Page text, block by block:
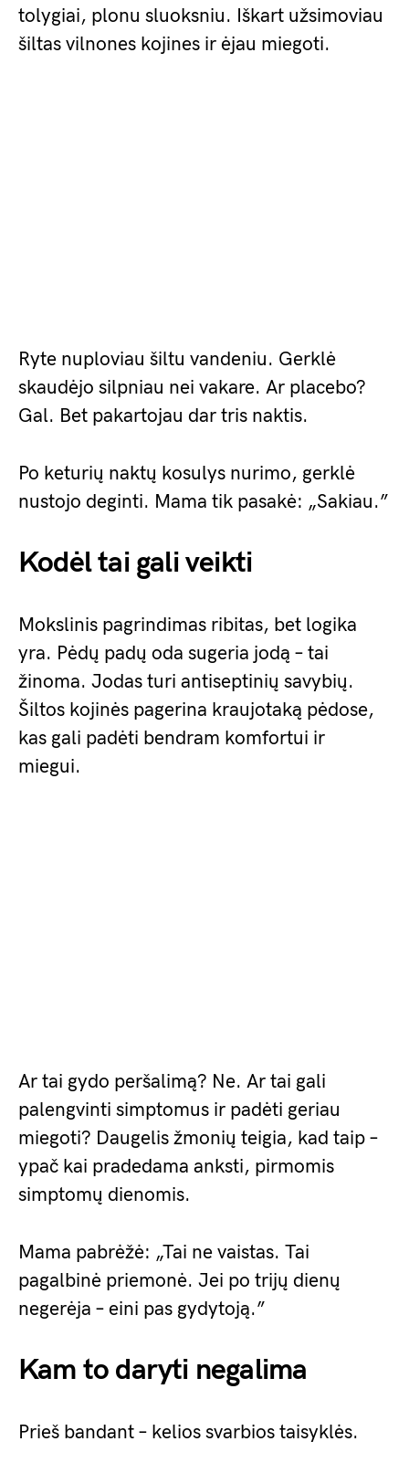
tolygiai, plonu sluoksniu. Iškart užsimoviau
šiltas vilnones kojines ir ėjau miegoti.
Ryte nuploviau šiltu vandeniu. Gerklė
skaudėjo silpniau nei vakare. Ar placebo?
Gal. Bet pakartojau dar tris naktis.
Po keturių naktų kosulys nurimo, gerklė
nustojo deginti. Mama tik pasakė: „Sakiau.”
Kodėl tai gali veikti
Mokslinis pagrindimas ribitas, bet logika
yra. Pėdų padų oda sugeria jodą – tai
žinoma. Jodas turi antiseptinių savybių.
Šiltos kojinės pagerina kraujotaką pėdose,
kas gali padėti bendram komfortui ir
miegui.
Ar tai gydo peršalimą? Ne. Ar tai gali
palengvinti simptomus ir padėti geriau
miegoti? Daugelis žmonių teigia, kad taip –
ypač kai pradedama anksti, pirmomis
simptomų dienomis.
Mama pabrėžė: „Tai ne vaistas. Tai
pagalbinė priemonė. Jei po trijų dienų
negerėja – eini pas gydytoją.”
Kam to daryti negalima
Prieš bandant – kelios svarbios taisyklės.